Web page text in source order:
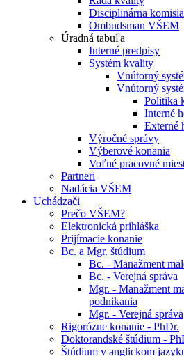
Disciplinárna komisia
Ombudsman VŠEM
Úradná tabuľa
Interné predpisy
Systém kvality
Vnútorný
Vnútorný
Politika
Interné
Externé
Výročné správy
Výberové konania
Voľné pracovné
Partneri
Nadácia VŠEM
Uchádzači
Prečo VŠEM?
Elektronická prihláška
Prijímacie konanie
Bc. a Mgr. štúdium
Bc. - Manažment
Bc. - Verejná správa
Mgr. - Manažment
podnikania
Mgr. - Verejná správa
Rigorózne konanie - PhDr.
Doktorandské štúdium -
Štúdium v anglickom